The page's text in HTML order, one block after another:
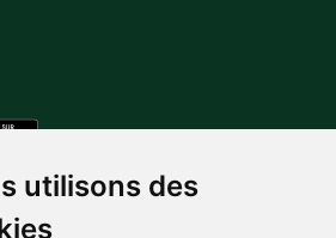
utilisons des
Paiement sécurisé